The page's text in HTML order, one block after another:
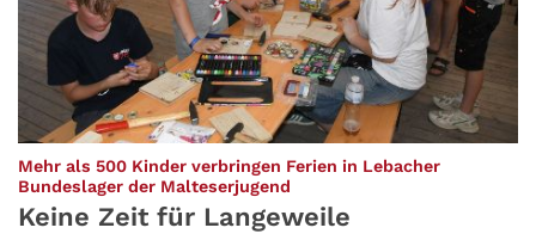
Mehr als 500 Kinder verbringen Ferien in Lebacher
Bundeslager der Malteserjugend
Keine Zeit für Langeweile